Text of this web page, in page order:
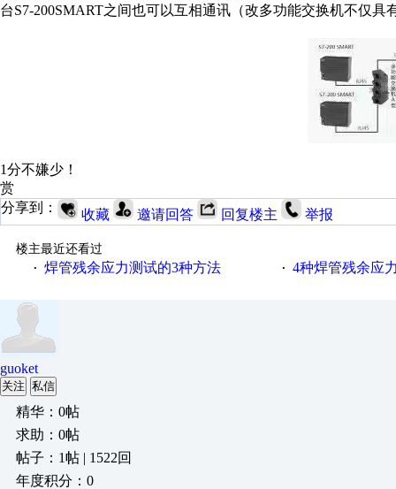
台S7-200SMART之间也可以互相通讯（改多功能交换机不仅
1分不嫌少！
赏
分享到：
收藏 邀请回答 回复楼主 举报
楼主最近还看过
· 焊管残余应力测试的3种方法 · 4种焊管残余应
guoket
关注 私信
精华：0帖
求助：0帖
帖子：1帖 | 1522回
年度积分：0